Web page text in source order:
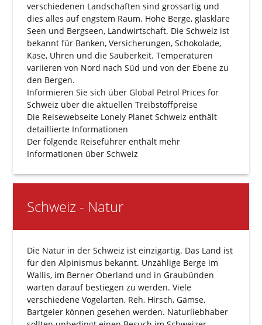
verschiedenen Landschaften sind grossartig und
dies alles auf engstem Raum. Hohe Berge, glasklare
Seen und Bergseen, Landwirtschaft. Die Schweiz ist
bekannt für Banken, Versicherungen, Schokolade,
Käse, Uhren und die Sauberkeit. Temperaturen
variieren von Nord nach Süd und von der Ebene zu
den Bergen.
Informieren Sie sich überGlobal Petrol Prices for
Schweiz über die aktuellen Treibstoffpreise
Die Reisewebseite Lonely Planet Schweiz enthält
detaillierte Informationen
Der folgende Reiseführer enthält mehr
Informationen über Schweiz
Schweiz - Natur
Die Natur in der Schweiz ist einzigartig. Das Land ist
für den Alpinismus bekannt. Unzählige Berge im
Wallis, im Berner Oberland und in Graubünden
warten darauf bestiegen zu werden. Viele
verschiedene Vogelarten, Reh, Hirsch, Gämse,
Bartgeier können gesehen werden. Naturliebhaber